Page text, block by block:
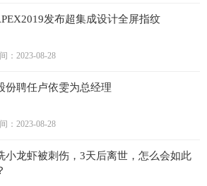
发布超集成设计全屏指纹
：2023-08-28
份聘任卢依雯为总经理
：2023-08-28
小龙虾被刺伤，3天后离世，怎么会如此